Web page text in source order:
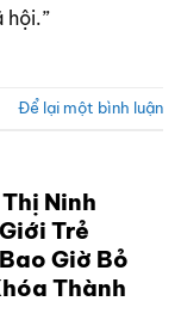
hội.”
Để lại một bình luận
Ninh
Trẻ
Giờ Bỏ
Thành